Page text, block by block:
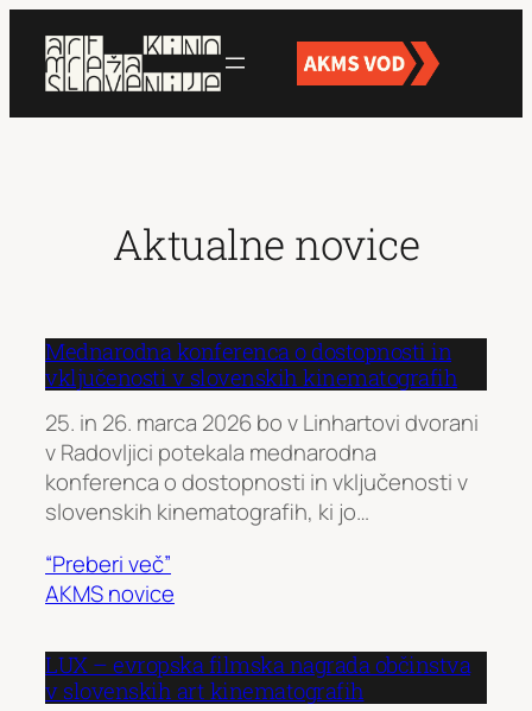
vsebino
Aktualne novice
Mednarodna konferenca o dostopnosti in
vključenosti v slovenskih kinematografih
25. in 26. marca 2026 bo v Linhartovi dvorani
v Radovljici potekala mednarodna
konferenca o dostopnosti in vključenosti v
slovenskih kinematografih, ki jo…
“Preberi več”
AKMS novice
LUX – evropska filmska nagrada občinstva
v slovenskih art kinematografih